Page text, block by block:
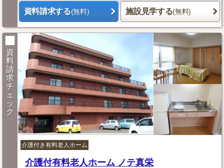
資料請求する(無料) 施設見学する(無料)
資
料
請
求
チ
ェ
ッ
ク
介護付き有料老人ホーム
介護付有料老人ホーム ノテ真栄